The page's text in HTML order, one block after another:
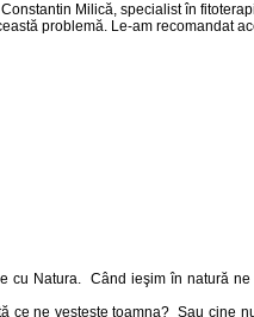
Milică, specialist în
problemă. Le-am recomandat
Natura. Când ieşim în natură
ne vesteşte toamna? Sau cine